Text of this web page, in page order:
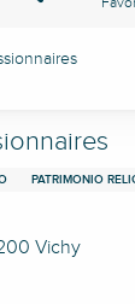
PATRIMONIO
Vichy